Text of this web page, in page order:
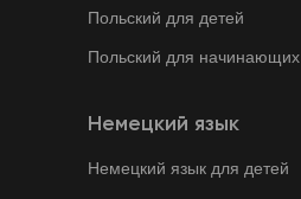
Польский для детей
Польский для начинающих
Немецкий язык
Немецкий язык для детей